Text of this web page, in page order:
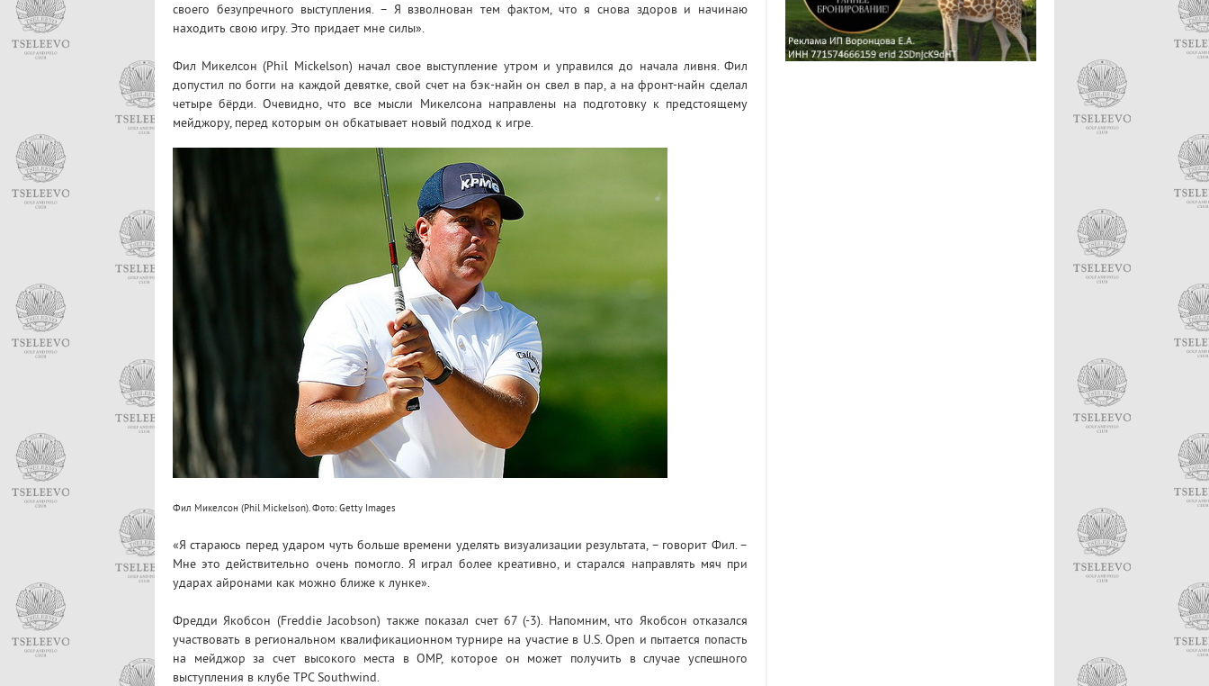
своего безупречного выступления. – Я взволнован тем фактом, что я снова здоров и начинаю
находить свою игру. Это придает мне силы».
Фил Микелсон (Phil Mickelson) начал свое выступление утром и управился до начала ливня. Фил
допустил по богги на каждой девятке, свой счет на бэк-найн он свел в пар, а на фронт-найн сделал
четыре бёрди. Очевидно, что все мысли Микелсона направлены на подготовку к предстоящему
мейджору, перед которым он обкатывает новый подход к игре.
Фил Микелсон (Phil Mickelson). Фото: Getty Images
«Я стараюсь перед ударом чуть больше времени уделять визуализации результата, – говорит Фил. –
Мне это действительно очень помогло. Я играл более креативно, и старался направлять мяч при
ударах айронами как можно ближе к лунке».
Фредди Якобсон (Freddie Jacobson) также показал счет 67 (-3). Напомним, что Якобсон отказался
участвовать в региональном квалификационном турнире на участие в U.S. Open и пытается попасть
на мейджор за счет высокого места в ОМР, которое он может получить в случае успешного
выступления в клубе TPC Southwind.